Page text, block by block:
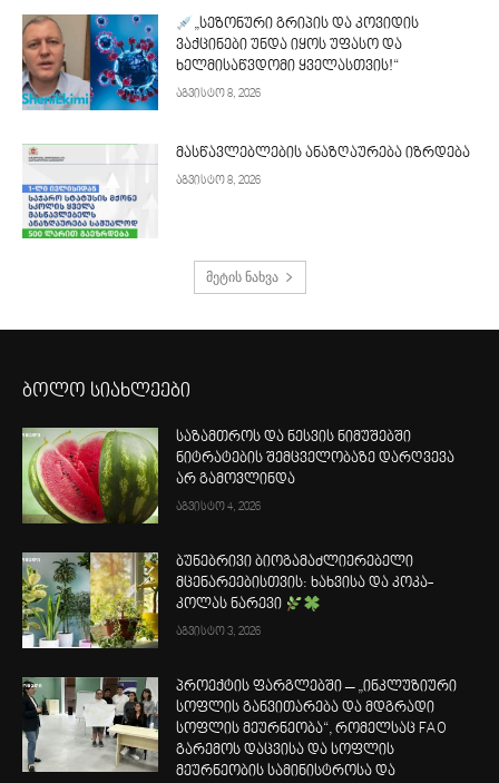
„სეზონური გრიპის და კოვიდის
ვაქცინები უნდა იყოს უფასო და
ხელმისაწვდომი ყველასთვის!“
აგვისტო 8, 2026
მასწავლებლების ანაზღაურება იზრდება
აგვისტო 8, 2026
მეტის ნახვა
ბოლო სიახლეები
საზამთროს და ნესვის ნიმუშებში
ნიტრატების შემცველობაზე დარღვევა
არ გამოვლინდა
აგვისტო 4, 2026
ბუნებრივი ბიოგამაძლიერებელი
მცენარეებისთვის: ხახვისა და კოკა-
კოლას ნარევი
აგვისტო 3, 2026
პროექტის ფარგლებში – „ინკლუზიური
სოფლის განვითარება და მდგრადი
სოფლის მეურნეობა“, რომელსაც FAO
გარემოს დაცვისა და სოფლის
მეურნეობის სამინისტროსა და